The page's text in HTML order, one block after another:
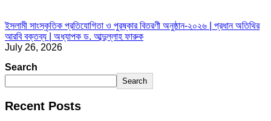
ইসলামী সাংস্কৃতিক প্রতিযোগিতা ও পুরষ্কার বিতরণী অনুষ্ঠান-২০২৬ | প্রধান অতিথির
আরবি বক্তব্য | অধ্যাপক ড. আব্দুল্লাহ ফারুক
July 26, 2026
Search
Search
Recent Posts